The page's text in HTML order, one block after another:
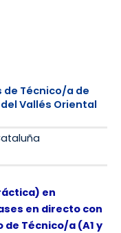
de Técnico/a de
Vallés Oriental
en
en directo con
Técnico/a (A1 y